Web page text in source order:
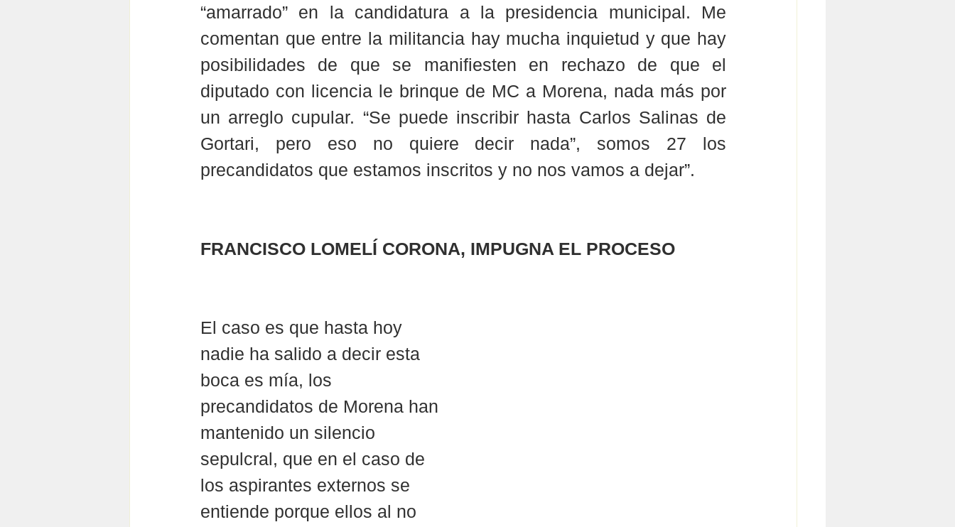
“amarrado” en la candidatura a la presidencia municipal. Me
comentan que entre la militancia hay mucha inquietud y que hay
posibilidades de que se manifiesten en rechazo de que el
diputado con licencia le brinque de MC a Morena, nada más por
un arreglo cupular. “Se puede inscribir hasta Carlos Salinas de
Gortari, pero eso no quiere decir nada”, somos 27 los
precandidatos que estamos inscritos y no nos vamos a dejar”.
FRANCISCO LOMELÍ CORONA, IMPUGNA EL PROCESO
El caso es que hasta hoy
nadie ha salido a decir esta
boca es mía, los
precandidatos de Morena han
mantenido un silencio
sepulcral, que en el caso de
los aspirantes externos se
entiende porque ellos al no